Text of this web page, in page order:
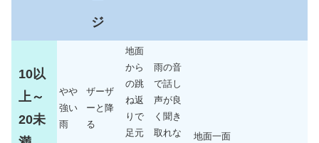
ジ
10以
上～
20未
やや
強い
雨
ザーザ
ーと降
る
地面
から
の跳
ね返
りで
足元
雨の音
で話し
声が良
く聞き
取れな
地面一面